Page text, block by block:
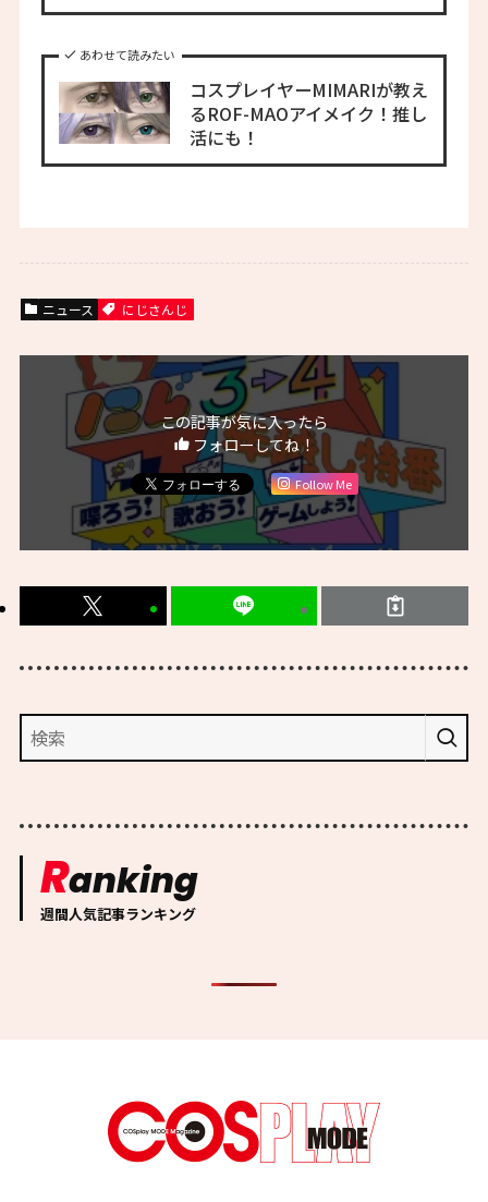
あわせて読みたい
コスプレイヤーMIMARIが教え
るROF-MAOアイメイク！推し
活にも！
ニュース にじさんじ
この記事が気に入ったら
フォローしてね！
Follow Me
Ranking
週間人気記事ランキング